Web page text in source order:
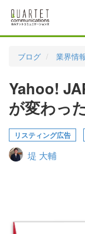
実績・お客様の声
初めて導入をお
代理店の乗り換
ブログ 業界情
Yahoo!
が変わっ
リスティング広告
堤 大輔